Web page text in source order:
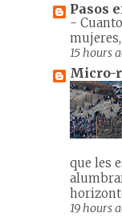
Pasos
-
15 hours
Micro-
que les
19 hours